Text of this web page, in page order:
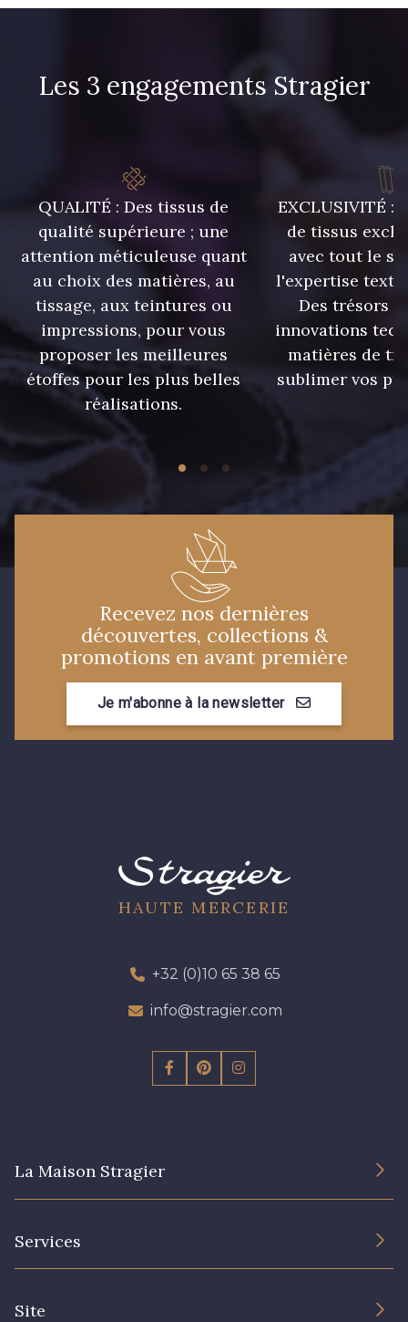
Les 3 engagements Stragier
QUALITÉ : Des tissus de
qualité supérieure ; une
attention méticuleuse quant
au choix des matières, au
tissage, aux teintures ou
impressions, pour vous
proposer les meilleures
étoffes pour les plus belles
réalisations.
EXCLUSIVITÉ :
de tissus
avec tout le
l'expertise
Des trésors
innovations
matières de
sublimer vos
Recevez nos dernières
découvertes, collections &
promotions en avant première
Je m'abonne à la newsletter
HAUTE MERCERIE
+32 (0)10 65 38 65
info@stragier.com
La Maison Stragier
Services
Site